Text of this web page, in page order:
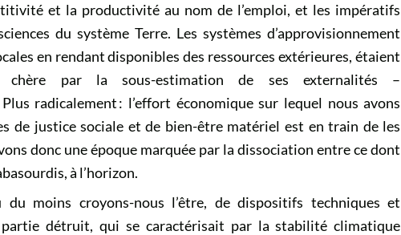
et la productivité au nom de l’emploi, et les impératifs
du système Terre. Les systèmes d’approvisionnement
en rendant disponibles des ressources extérieures, étaient
chère par la sous-estimation de ses externalités –
radicalement : l’effort économique sur lequel nous avons
de justice sociale et de bien-être matériel est en train de les
donc une époque marquée par la dissociation entre ce dont
à l’horizon.
du moins croyons-nous l’être, de dispositifs techniques et
partie détruit, qui se caractérisait par la stabilité climatique